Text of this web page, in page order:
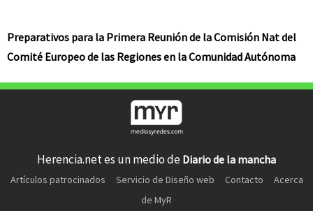
Preparativos para la Primera Reunión de la Comisión Nat del
Comité Europeo de las Regiones en la Comunidad Autónoma
Herencia.net es un medio de Diario de la mancha
Artículos patrocinados Servicio de Diseño web Contacto
Acerca
de MyR